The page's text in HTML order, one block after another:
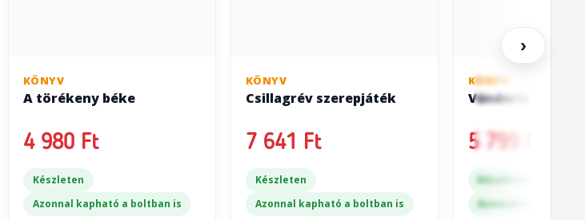
KÖNYV
A törékeny béke
4 980 Ft
Készleten
Azonnal kapható a boltban is
KÖNYV
Csillagrév szerepjáték
7 641 Ft
Készleten
Azonnal kapható a boltban is
KÖNYV
Vándorló Föld
5 799 Ft
Készleten
Azonnal kapható a
›